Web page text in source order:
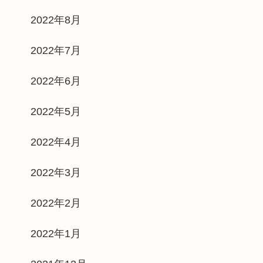
2022年8月
2022年7月
2022年6月
2022年5月
2022年4月
2022年3月
2022年2月
2022年1月